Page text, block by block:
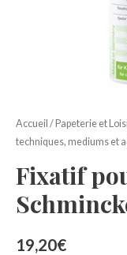
Accueil / Papeterie et
techniques, mediums et
Fixatif
19,20€